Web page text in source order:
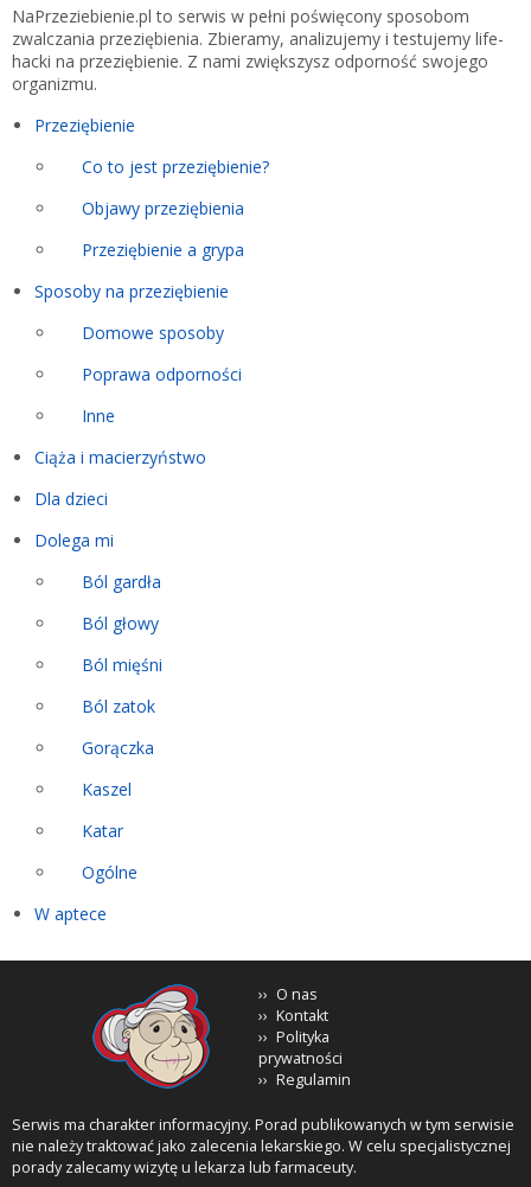
NaPrzeziebienie.pl to serwis w pełni poświęcony sposobom
zwalczania przeziębienia. Zbieramy, analizujemy i testujemy life-
hacki na przeziębienie. Z nami zwiększysz odporność swojego
organizmu.
Przeziębienie
Co to jest przeziębienie?
Objawy przeziębienia
Przeziębienie a grypa
Sposoby na przeziębienie
Domowe sposoby
Poprawa odporności
Inne
Ciąża i macierzyństwo
Dla dzieci
Dolega mi
Ból gardła
Ból głowy
Ból mięśni
Ból zatok
Gorączka
Kaszel
Katar
Ogólne
W aptece
O nas
Kontakt
Polityka
prywatności
Regulamin
Serwis ma charakter informacyjny. Porad publikowanych w tym serwisie
nie należy traktować jako zalecenia lekarskiego. W celu specjalistycznej
porady zalecamy wizytę u lekarza lub farmaceuty.